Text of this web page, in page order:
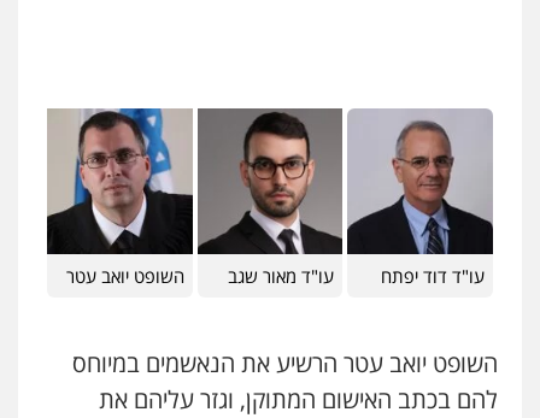
עו"ד דוד יפתח עו"ד מאור שגב השופט יואב עטר
השופט יואב עטר הרשיע את הנאשמים במיוחס
להם בכתב האישום המתוקן, וגזר עליהם את
פלילי פשיעה חמורה מעצרים וחקירות
0544712201
עו"ד רונן בנדל
משפט פלילי פשיעה חמורה פלילי
0524282442
כבריאן, מזר – משרד עורכי דין
פלילי מעצרים וחקירות